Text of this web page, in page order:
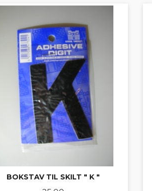
KJØP
BOKSTAV TIL SKILT " K "